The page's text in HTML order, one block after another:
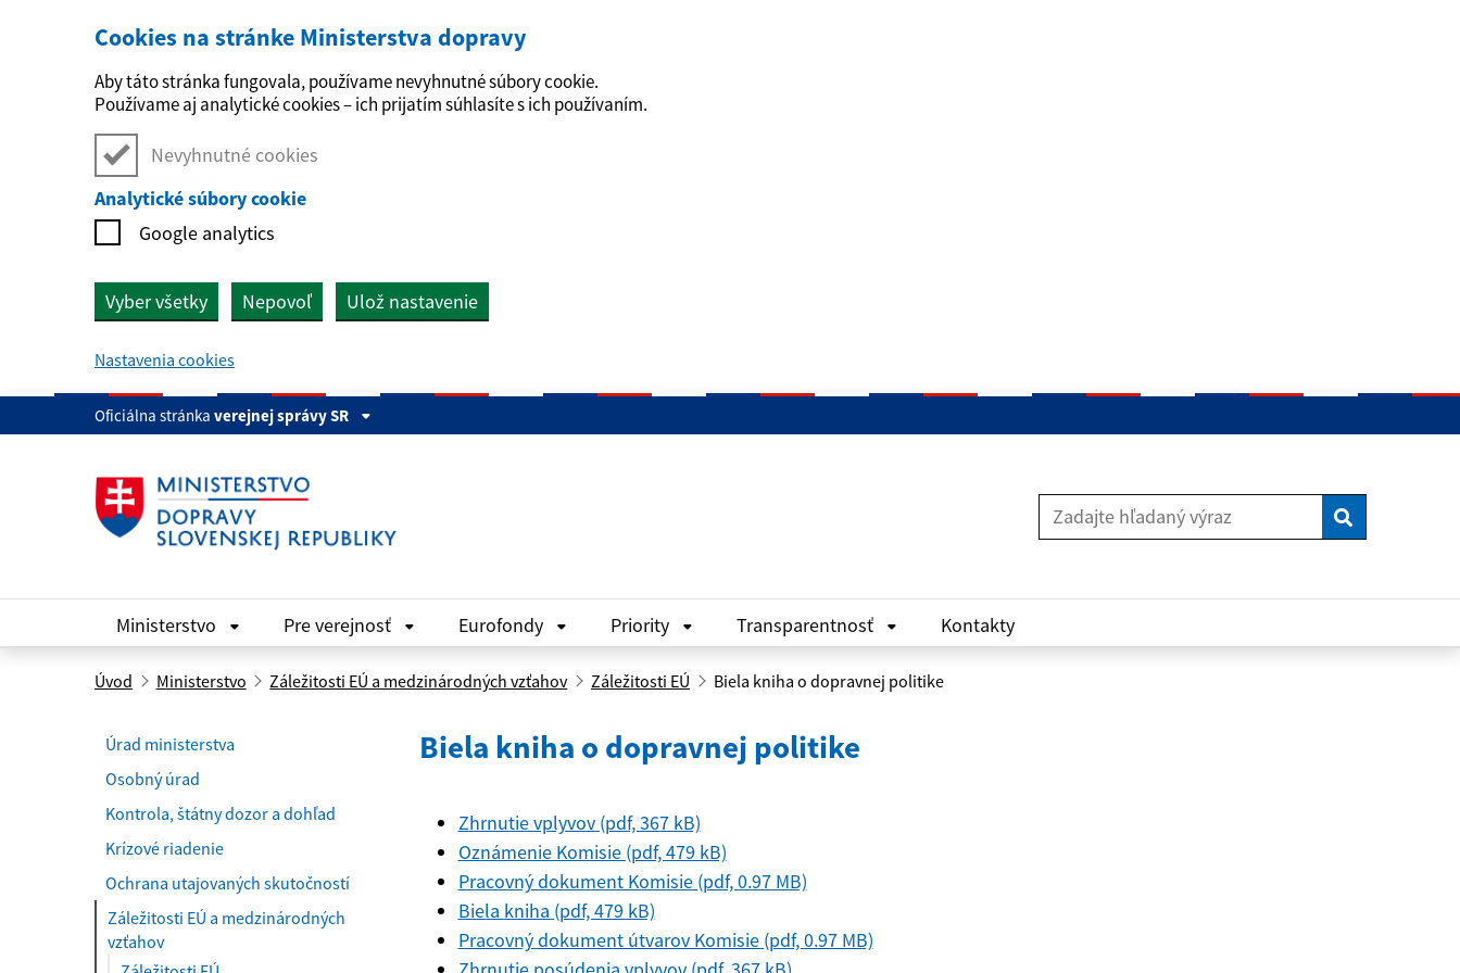
Preskočiť na hlavný obsah
Cookies na stránke Ministerstva dopravy
Aby táto stránka fungovala, používame nevyhnutné súbory cookie.
Používame aj analytické cookies – ich prijatím súhlasíte s ich používaním.
Nevyhnutné cookies
Analytické súbory cookie
Google analytics
Vyber všetky Nepovoľ Ulož nastavenie
Nastavenia cookies
Oficiálna stránka verejnej správy SR
Vyhľadaj
Ministerstvo Pre verejnosť Eurofondy Priority Transparentnosť Kontakty
Úvod Ministerstvo Záležitosti EÚ a medzinárodných vzťahov Záležitosti EÚ Biela kniha o dopravnej politike
Úrad ministerstva
Osobný úrad
Kontrola, štátny dozor a dohľad
Krízové riadenie
Ochrana utajovaných skutočností
Záležitosti EÚ a medzinárodných
vzťahov
Biela kniha o dopravnej politike
Zhrnutie vplyvov (pdf, 367 kB)
Oznámenie Komisie (pdf, 479 kB)
Pracovný dokument Komisie (pdf, 0.97 MB)
Biela kniha (pdf, 479 kB)
Pracovný dokument útvarov Komisie (pdf, 0.97 MB)